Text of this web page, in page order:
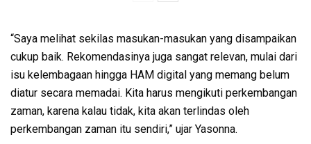
“Saya melihat sekilas masukan-masukan yang disampaikan
cukup baik. Rekomendasinya juga sangat relevan, mulai dari
isu kelembagaan hingga HAM digital yang memang belum
diatur secara memadai. Kita harus mengikuti perkembangan
zaman, karena kalau tidak, kita akan terlindas oleh
perkembangan zaman itu sendiri,” ujar Yasonna.